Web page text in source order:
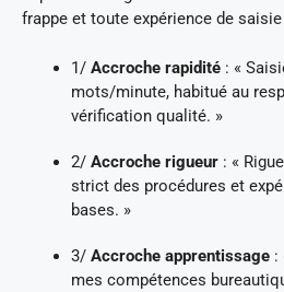
frappe et toute expérience de
1/ Accroche rapidité : «
mots/minute, habitué au
vérification qualité. »
2/ Accroche rigueur : «
strict des procédures et
bases. »
3/ Accroche apprentissage :
mes compétences